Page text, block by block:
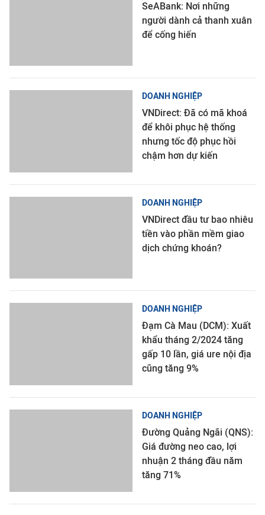
SeABank: Nơi những
người dành cả thanh xuân
để cống hiến
DOANH NGHIỆP
VNDirect: Đã có mã khoá
để khôi phục hệ thống
nhưng tốc độ phục hồi
chậm hơn dự kiến
DOANH NGHIỆP
VNDirect đầu tư bao nhiêu
tiền vào phần mềm giao
dịch chứng khoán?
DOANH NGHIỆP
Đạm Cà Mau (DCM): Xuất
khẩu tháng 2/2024 tăng
gấp 10 lần, giá ure nội địa
cũng tăng 9%
DOANH NGHIỆP
Đường Quảng Ngãi (QNS):
Giá đường neo cao, lợi
nhuận 2 tháng đầu năm
tăng 71%